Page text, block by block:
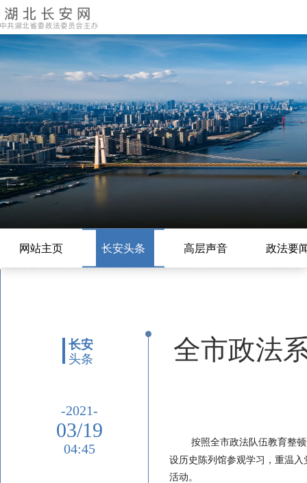
网站主页 长安头条 高层声音 政法要
长安
头条
-2021-
03/19
04:45
全市政法
按照全市政法队伍教育整
设历史陈列馆参观学习，重温
活动。